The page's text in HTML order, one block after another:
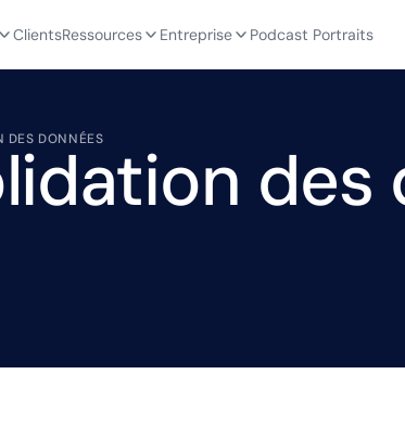
ClientsRessources Entreprise Podcast Portraits
DES DONNÉES des